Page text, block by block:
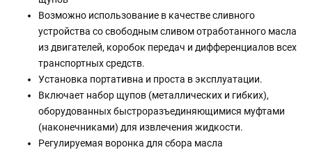
Возможно использование в качестве сливного
устройства со свободным сливом отработанного масла
из двигателей, коробок передач и дифференциалов всех
транспортных средств.
Установка портативна и проста в эксплуатации.
Включает набор щупов (металлических и гибких),
оборудованных быстроразъединяющимися муфтами
(наконечниками) для извлечения жидкости.
Регулируемая воронка для сбора масла